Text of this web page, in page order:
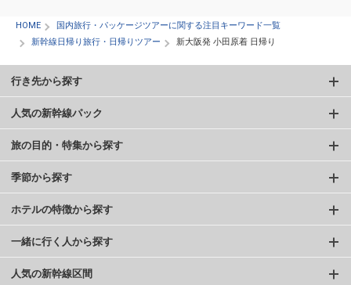
HOME
国内旅行・パッケージツアーに関する注目キーワード一覧
新幹線日帰り旅行・日帰りツアー
新大阪発 小田原着 日帰り
行き先から探す
人気の新幹線パック
旅の目的・特集から探す
季節から探す
ホテルの特徴から探す
一緒に行く人から探す
人気の新幹線区間